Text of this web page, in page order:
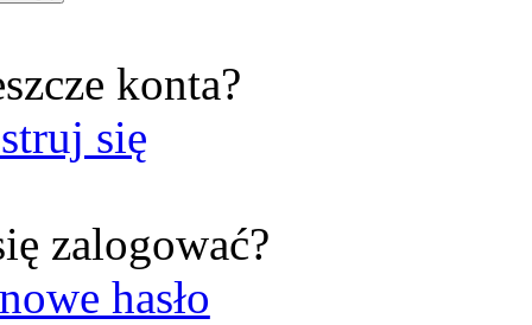
konta?
się
zalogować?
hasło